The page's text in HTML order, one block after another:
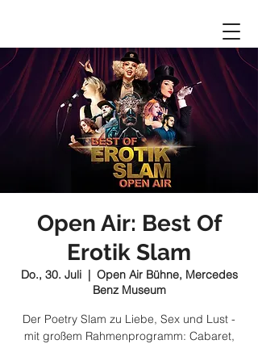
Open Air: Best Of
Erotik Slam
Do., 30. Juli
  |
Open Air Bühne, Mercedes
Benz Museum
Der Poetry Slam zu Liebe, Sex und Lust -
mit großem Rahmenprogramm: Cabaret,